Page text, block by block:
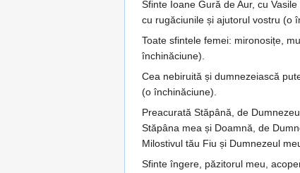
Sfinte Ioane Gură de Aur, cu
cu rugă­ciunile și ajutorul vostru (o
Toate sfintele femei: mironosițe,
în­chi­năciune).
Cea nebiruită și dumnezeiască
(o închinăciune).
Preacurată Stăpână, de
Stă­pâna mea și Doam­nă, de
Milostivul tău Fiu și Dum­nezeul
Sfinte îngere, păzitorul meu,